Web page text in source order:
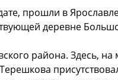
прошли в
деревне
района. Здесь,